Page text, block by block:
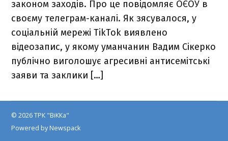
законом заходів. Про це повідомляє ОЄОУ в
своєму телеграм-каналі. Як зясувалося, у
соціальній мережі TikTok виявлено
відеозапис, у якому уманчанин Вадим Сікерко
публічно виголошує агресивні антисемітські
заяви та заклики […]
© 2026 ТРК "ВіККа"
Powered by Newspack